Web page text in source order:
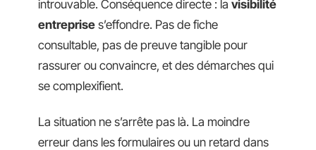
introuvable. Conséquence directe : la visibilité
entreprise s’effondre. Pas de fiche
consultable, pas de preuve tangible pour
rassurer ou convaincre, et des démarches qui
se complexifient.
La situation ne s’arrête pas là. La moindre
erreur dans les formulaires ou un retard dans